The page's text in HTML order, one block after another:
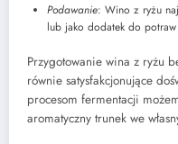
Podawanie: Wino z ryżu
lub jako dodatek do
Przygotowanie wina z ryżu
równie satysfakcjonujące
procesom fermentacji
aromatyczny trunek we